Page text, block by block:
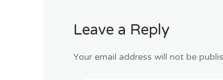
Leave a Reply
Your email address will not be